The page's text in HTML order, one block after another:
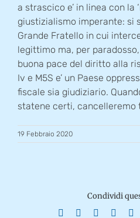
a strascico e’ in linea con la
giustizialismo imperante: si
Grande Fratello in cui
legittimo ma, per
buona pace del diritto alla
Iv e M5S e’ un Paese
fiscale sia giudiziario.
statene certi, cancelleremo
19 Febbraio 2020
Condividi
Facebook Reddit